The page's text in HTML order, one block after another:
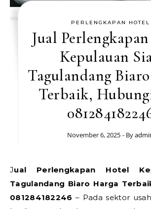
PERLENGKAPAN HOTEL
Jual
Kepulauan
Tagulandang
Terbaik,
November 6, 2025 - By
Jual Perlengkapan Hotel Kepulauan Siau
Tagulandang Biaro Harga
081284182246 – Pada sektor